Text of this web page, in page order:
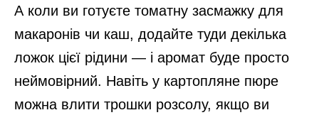
А коли ви готуєте томатну засмажку для
макаронів чи каш, додайте туди декілька
ложок цієї рідини — і аромат буде просто
неймовірний. Навіть у картопляне пюре
можна влити трошки розсолу, якщо ви